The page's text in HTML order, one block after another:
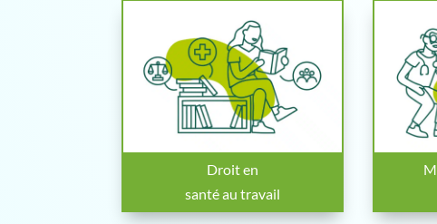
Droit en
santé au travail